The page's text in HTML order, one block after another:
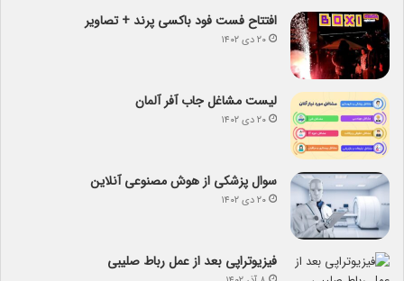
افتتاح فست فود باکسی پرند + تصاویر
۲۰ دی ۱۴۰۲
لیست مشاغل جاب آفر آلمان
۲۰ دی ۱۴۰۲
سوال پزشکی از هوش مصنوعی آنلاین
۲۰ دی ۱۴۰۲
فیزیوتراپی بعد از عمل رباط صلیبی